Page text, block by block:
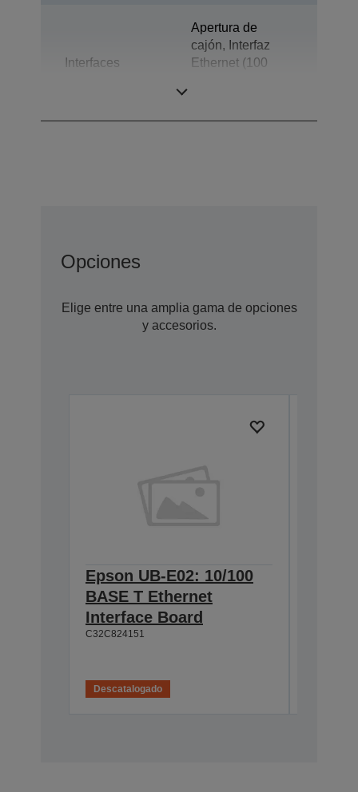
Interfaces
Apertura de
cajón, Interfaz
Ethernet (100
Opciones
Elige entre una amplia gama de opciones
y accesorios.
Epson UB-E02: 10/100
BASE T Ethernet
Interface Board
C32C824151
Descatalogado